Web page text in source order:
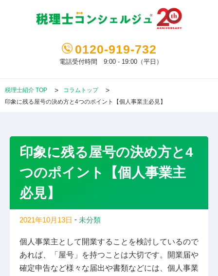
0120-919-732
電話受付時間 9:00 - 19:00（平日）
税理士紹介 TOP
コラムトップ
印象に残る屋号の決め方と4つのポイント【個人事業主必見】
印象に残る屋号の決め方と4
つのポイント【個人事業主
必見】
2021年10月13日 - 未分類
個人事業主として開業することを検討しているので
あれば、「屋号」を持つことは大切です。開業届や
確定申告など様々な届出や書類などには、個人事業